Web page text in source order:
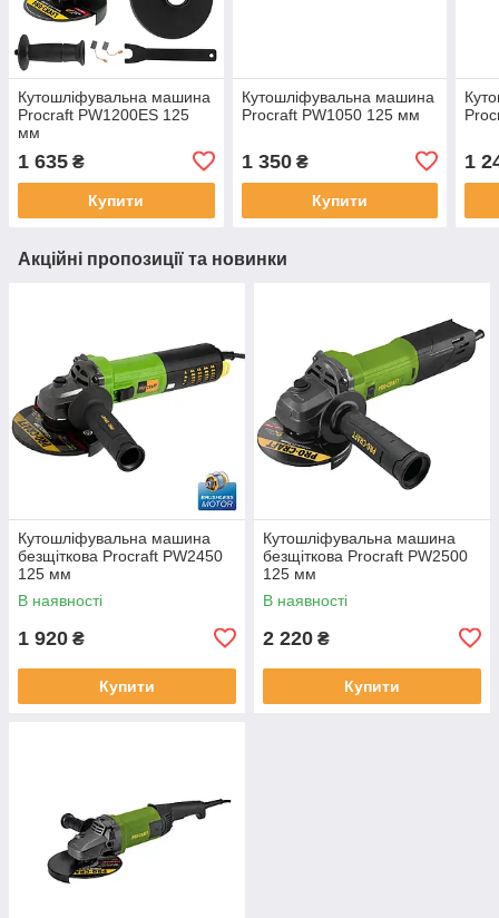
Кутошліфувальна машина
Procraft PW1200ES 125
мм
1 635 ₴
Купити
Кутошліфувальна машина
Procraft PW1050 125 мм
1 350₴
Купити
1
Акційні пропозиції та новинки
Кутошліфувальна машина
безщіткова Procraft PW2450
125 мм
В наявності
1 920 ₴
Купити
Кутошліфувальна машина
безщіткова Procraft PW2500
125 мм
В наявності
2 220 ₴
Купити